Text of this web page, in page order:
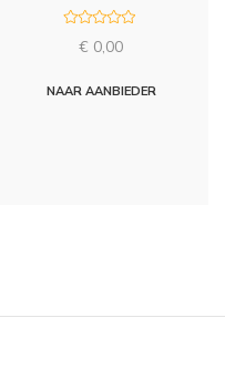
d
€ 0,00
NAAR AANBIEDER